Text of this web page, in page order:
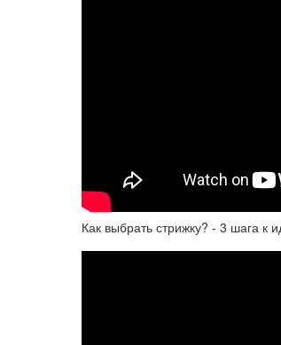
Как выбрать стрижку? - 3 шага к